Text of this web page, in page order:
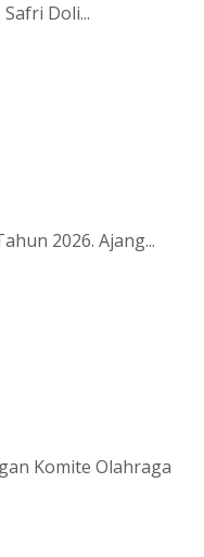
Doli...
2026. Ajang...
Komite Olahraga